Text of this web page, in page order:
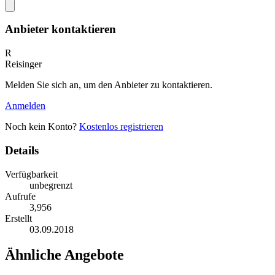
Anbieter kontaktieren
R
Reisinger
Melden Sie sich an, um den Anbieter zu kontaktieren.
Anmelden
Noch kein Konto? Kostenlos registrieren
Details
Verfügbarkeit
unbegrenzt
Aufrufe
3,956
Erstellt
03.09.2018
Ähnliche Angebote